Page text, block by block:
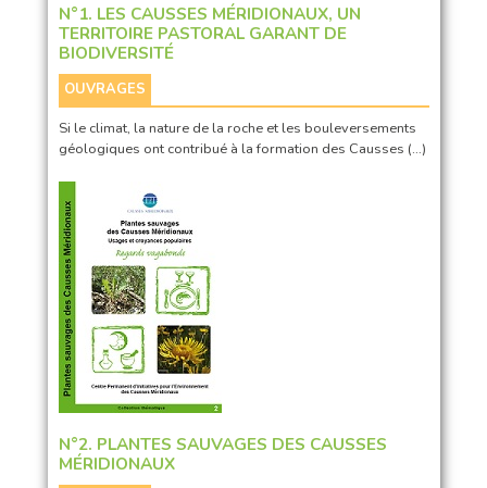
N°1. LES CAUSSES MÉRIDIONAUX, UN
TERRITOIRE PASTORAL GARANT DE
BIODIVERSITÉ
OUVRAGES
Si le climat, la nature de la roche et les bouleversements
géologiques ont contribué à la formation des Causses (…)
N°2. PLANTES SAUVAGES DES CAUSSES
MÉRIDIONAUX